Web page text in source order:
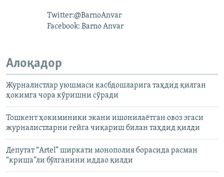
Twitter:@BarnoAnvar
Facebook: Barno Anvar
Алоқадор
Журналистлар уюшмаси касбдошларига таҳдид қилган
ҳокимга чора кўришни сўради
Тошкент ҳокиминики экани ишонилаётган овоз эгаси
журналистларни гейга чиқариш билан таҳдид қилди
Депутат “Artel” ширкати монополия борасида расман
“криша”ли бўлганини иддао қилди